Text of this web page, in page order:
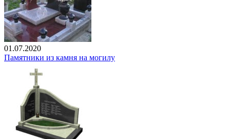
01.07.2020
Памятники из камня на могилу